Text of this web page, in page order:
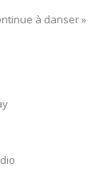
à danser »